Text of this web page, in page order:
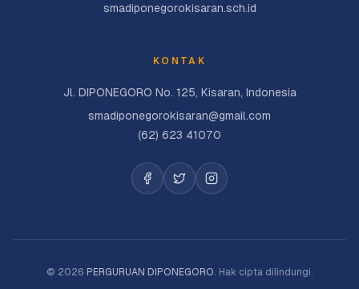
smadiponegorokisaran.sch.id
KONTAK
Jl. DIPONEGORO No. 125, Kisaran, Indonesia
smadiponegorokisaran@gmail.com
(62) 623 41070
© 2026 PERGURUAN DIPONEGORO. Hak cipta dilindungi.